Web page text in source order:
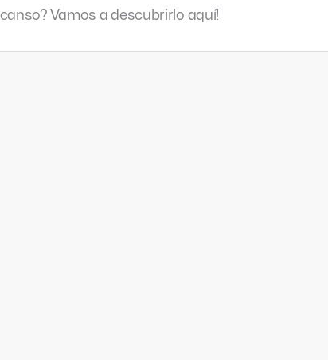
Vamos a descubrirlo aquí!